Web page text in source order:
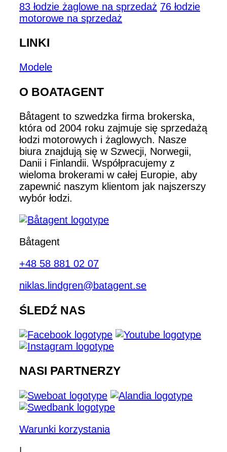
83 łodzie żaglowe na sprzedaż 76 łodzie
motorowe na sprzedaż
LINKI
Modele
O BOATAGENT
Båtagent to szwedzka firma brokerska,
która od 2004 roku zajmuje się sprzedażą
łodzi motorowych i żaglowych. Nasze
biura znajdują się w Szwecji, Norwegii,
Danii i Finlandii. Współpracujemy z
wieloma brokerami w całej Europie, aby
zapewnić naszym klientom jak najszerszy
wybór łodzi.
Båtagent
+48 58 881 02 07
niklas.lindgren@batagent.se
ŚLEDŹ NAS
NASI PARTNERZY
Warunki korzystania